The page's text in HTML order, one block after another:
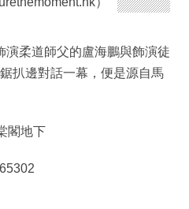
演柔道師父的盧海鵬與飾演徒
扒邊對話一幕，便是源自馬
閣地下